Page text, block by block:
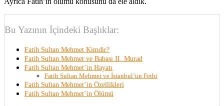
Bu Yazının İçindeki Başlıklar:
Fatih Sultan Mehmet Kimdir?
Fatih Sultan Mehmet ve Babası II. Murad
Fatih Sultan Mehmet’in Hayatı
Fatih Sultan Mehmet ve İstanbul’un Fethi
Fatih Sultan Mehmet’in Özellikleri
Fatih Sultan Mehmet’in Ölümü